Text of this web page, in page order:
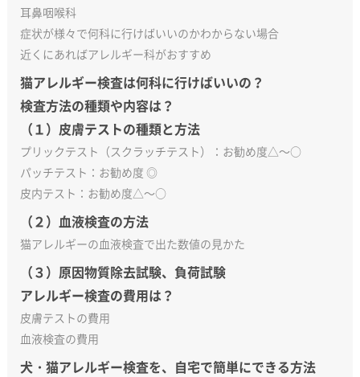
耳鼻咽喉科
症状が様々で何科に行けばいいのかわからない場合
近くにあればアレルギー科がおすすめ
猫アレルギー検査は何科に行けばいいの？
検査方法の種類や内容は？
（１）皮膚テストの種類と方法
プリックテスト（スクラッチテスト）：お勧め度△～○
パッチテスト：お勧め度 ◎
皮内テスト：お勧め度△～○
（２）血液検査の方法
猫アレルギーの血液検査で出た数値の見かた
（３）原因物質除去試験、負荷試験
アレルギー検査の費用は？
皮膚テストの費用
血液検査の費用
犬・猫アレルギー検査を、自宅で簡単にできる方法